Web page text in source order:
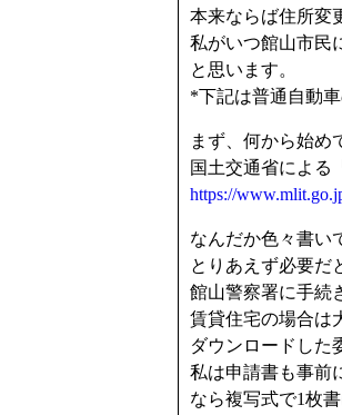
本来ならば住所変
私がいつ館山市民
と思います。
*下記は普通自動車
まず、何から始め
国土交通省による
https://
なんだか色々書い
とりあえず必要だ
館山警察署に手続
賃貸住宅の場合は
ダウンロードした
私は申請書も事前
なら複写式で1枚